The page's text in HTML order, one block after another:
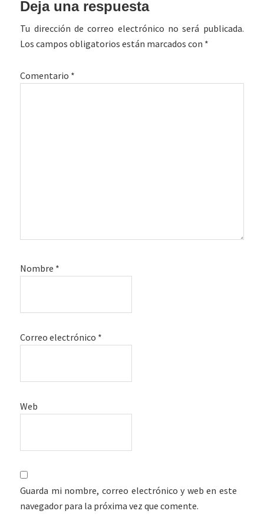
con
los
Deja una respuesta
Tu dirección de correo electrónico no será publicada.
Los campos obligatorios están marcados con *
Comentario *
Nombre *
Correo electrónico *
Web
Guarda mi nombre, correo electrónico y web en este
navegador para la próxima vez que comente.